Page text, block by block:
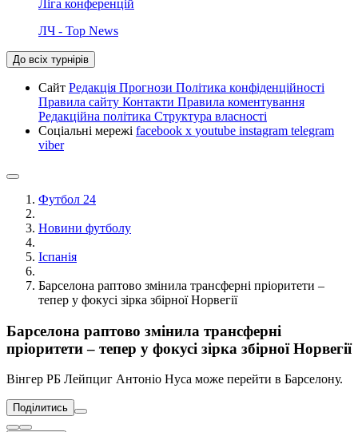
Ліга конференцій
ЛЧ - Top News
До всіх турнірів
Сайт Редакція Прогнози Політика конфіденційності
Правила сайту Контакти Правила коментування
Редакційна політика Структура власності
Соціальні мережі facebook x youtube instagram telegram
viber
Футбол 24
Новини футболу
Іспанія
Барселона раптово змінила трансферні пріоритети –
тепер у фокусі зірка збірної Норвегії
Барселона раптово змінила трансферні
пріоритети – тепер у фокусі зірка збірної Норвегії
Вінгер РБ Лейпциг Антоніо Нуса може перейти в Барселону.
Поділитись